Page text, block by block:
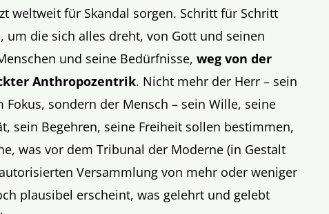
weltweit für Skandal sorgen. Schritt für Schritt
um die sich alles dreht, von Gott und seinen
und seine Bedürfnisse,weg von der
Anthropozentrik. Nicht mehr der Herr – sein
sondern der Mensch – sein Wille, seine
sein Begehren, seine Freiheit sollen bestimmen,
was vor dem Tribunal der Moderne (in Gestalt
Versammlung von mehr oder weniger
plausibel erscheint, was gelehrt und gelebt